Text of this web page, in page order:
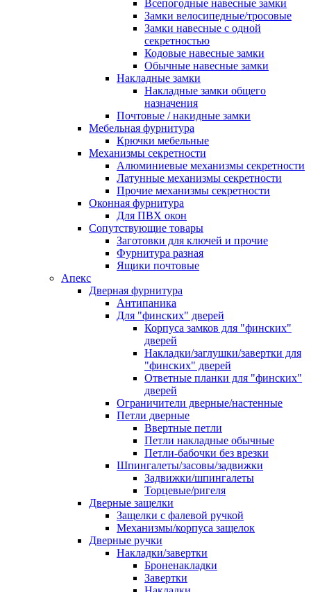
Всепогодные навесные замки
Замки велосипедные/тросовые
Замки навесные с одной
секретностью
Кодовые навесные замки
Обычные навесные замки
Накладные замки
Накладные замки общего
назначения
Почтовые / накидные замки
Мебельная фурнитура
Крючки мебельные
Механизмы секретности
Алюминиевые механизмы секретности
Латунные механизмы секретности
Прочие механизмы секретности
Оконная фурнитура
Для ПВХ окон
Сопутствующие товары
Заготовки для ключей и прочие
Фурнитура разная
Ящики почтовые
Апекс
Дверная фурнитура
Антипаника
Для "финских" дверей
Корпуса замков для "финских"
дверей
Накладки/заглушки/завертки для
"финских" дверей
Ответные планки для "финских"
дверей
Ограничители дверные/настенные
Петли дверные
Ввертные петли
Петли накладные обычные
Петли-бабочки без врезки
Шпингалеты/засовы/задвижки
Задвижки/шпингалеты
Торцевые/ригеля
Дверные защелки
Защелки с фалевой ручкой
Механизмы/корпуса защелок
Дверные ручки
Накладки/завертки
Броненакладки
Завертки